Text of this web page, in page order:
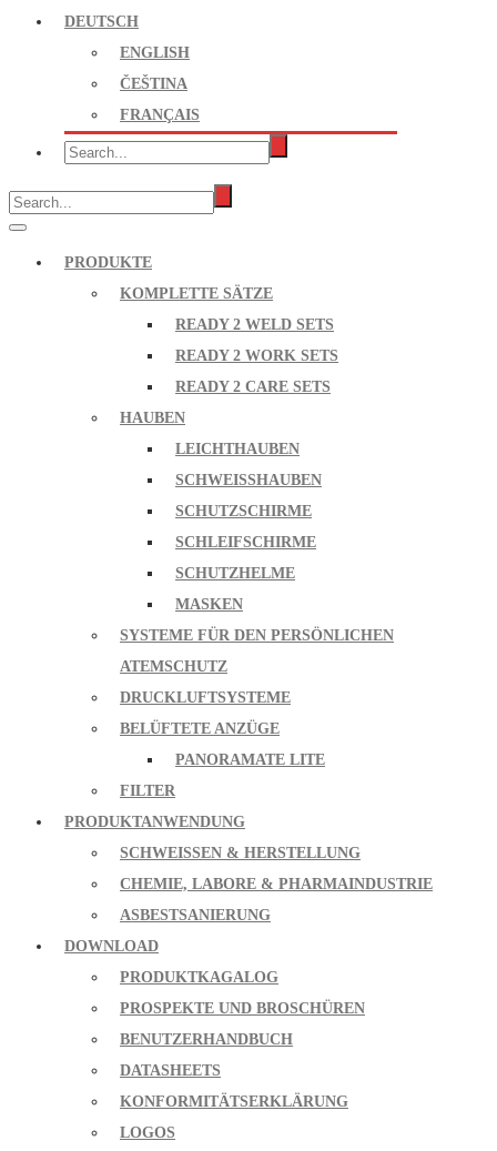
DEUTSCH
ENGLISH
ČEŠTINA
FRANÇAIS
PRODUKTE
KOMPLETTE SÄTZE
READY 2 WELD SETS
READY 2 WORK SETS
READY 2 CARE SETS
HAUBEN
LEICHTHAUBEN
SCHWEISSHAUBEN
SCHUTZSCHIRME
SCHLEIFSCHIRME
SCHUTZHELME
MASKEN
SYSTEME FÜR DEN PERSÖNLICHEN
ATEMSCHUTZ
DRUCKLUFTSYSTEME
BELÜFTETE ANZÜGE
PANORAMATE LITE
FILTER
PRODUKTANWENDUNG
SCHWEISSEN & HERSTELLUNG
CHEMIE, LABORE & PHARMAINDUSTRIE
ASBESTSANIERUNG
DOWNLOAD
PRODUKTKAGALOG
PROSPEKTE UND BROSCHÜREN
BENUTZERHANDBUCH
DATASHEETS
KONFORMITÄTSERKLÄRUNG
LOGOS